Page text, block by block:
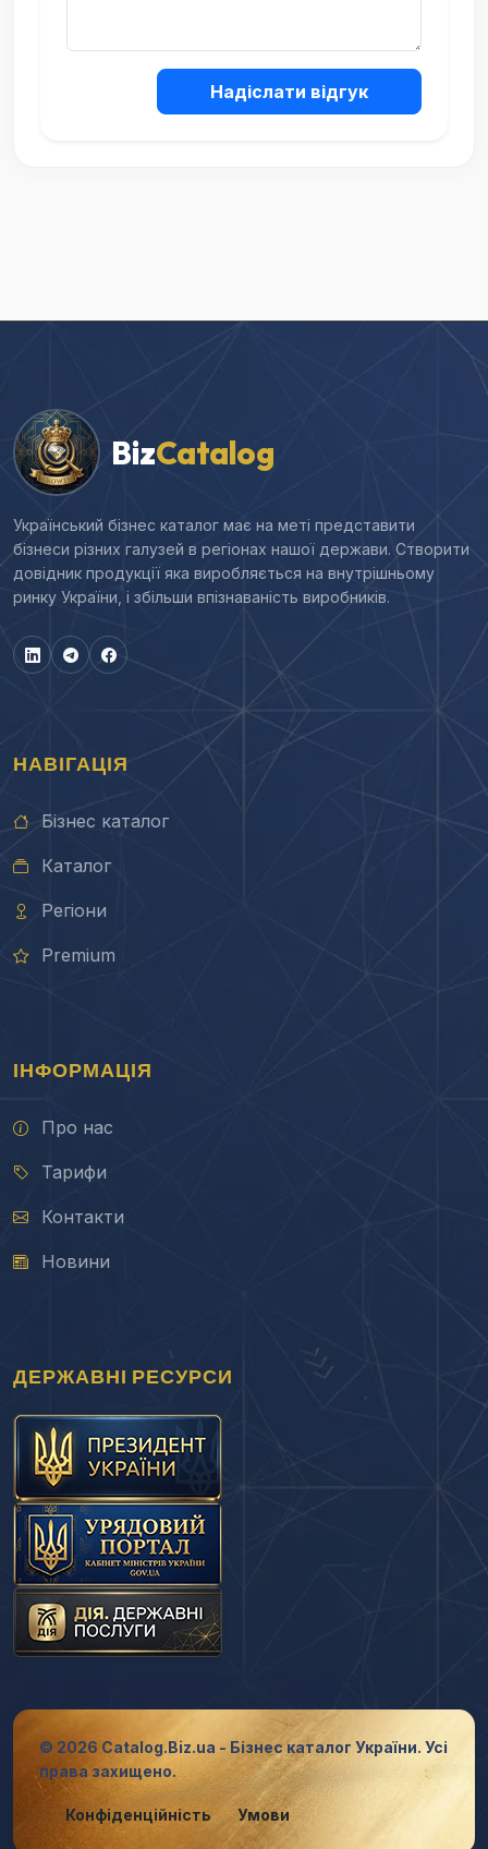
Надіслати відгук
BizCatalog
Український бізнес каталог має на меті представити
бізнеси різних галузей в регіонах нашої держави. Створити
довідник продукції яка виробляється на внутрішньому
ринку України, і збільши впізнаваність виробників.
НАВІГАЦІЯ
Бізнес каталог
Каталог
Регіони
Premium
ІНФОРМАЦІЯ
Про нас
Тарифи
Контакти
Новини
ДЕРЖАВНІ РЕСУРСИ
© 2026 Catalog.Biz.ua - Бізнес каталог України. Усі
права захищено.
Конфіденційність Умови